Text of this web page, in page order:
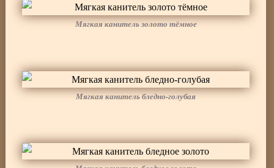
Мягкая канитель золото тёмное
Мягкая канитель бледно-голубая